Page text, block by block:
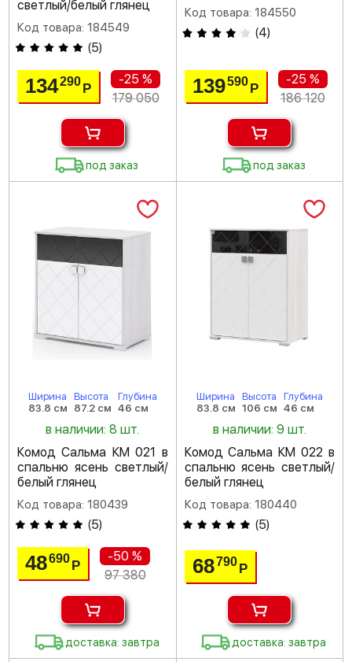
светлый/белый глянец
Код товара: 184549
(5)
134290Р
-25 %
179 050
под заказ
Код товара: 184550
(4)
139590 Р
-25 %
186 120
под заказ
Ширина
83.8 см
Высота
87.2 см
Глубина
46 см
в наличии: 8 шт.
Комод Сальма КМ 021 в
спальню ясень светлый/
белый глянец
Код товара: 180439
(5)
48690Р
-50 %
97 380
доставка: завтра
Ширина
83.8 см
Высота
106 см
Глубина
46 см
в наличии: 9 шт.
Комод Сальма КМ 022 в
спальню ясень светлый/
белый глянец
Код товара: 180440
(5)
68790 Р
доставка: завтра